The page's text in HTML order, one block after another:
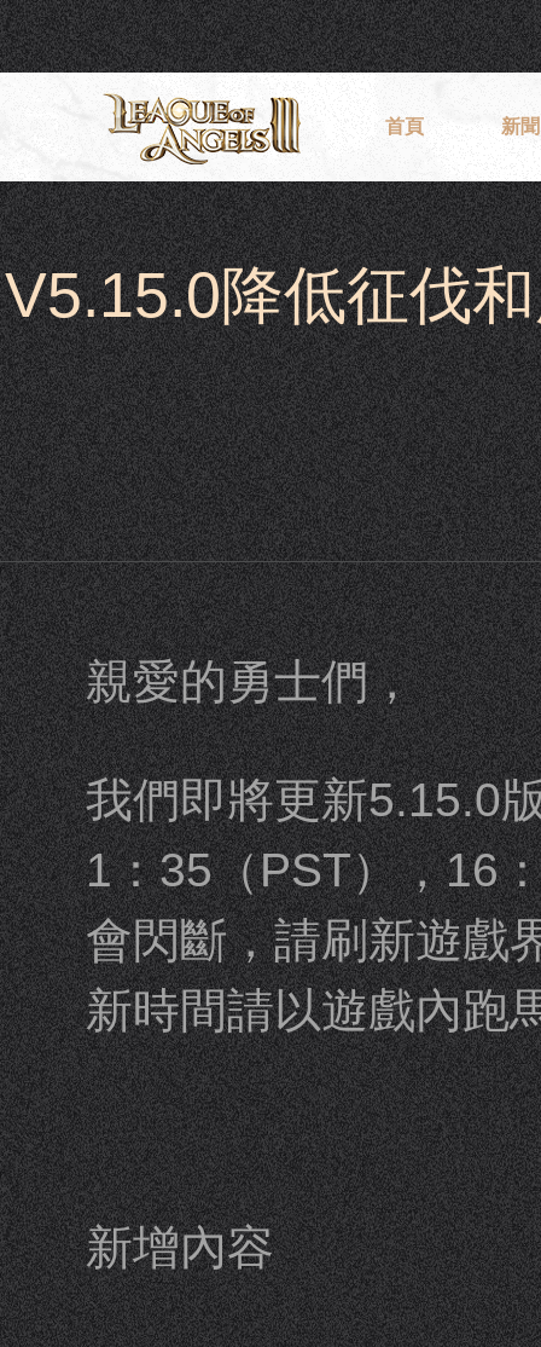
首頁 新聞
V5.15.0降低征伐
親愛的勇士們，
我們即將更新5.15.0
1：35（PST），16
會閃斷，請刷新遊戲
新時間請以遊戲內跑
新增內容